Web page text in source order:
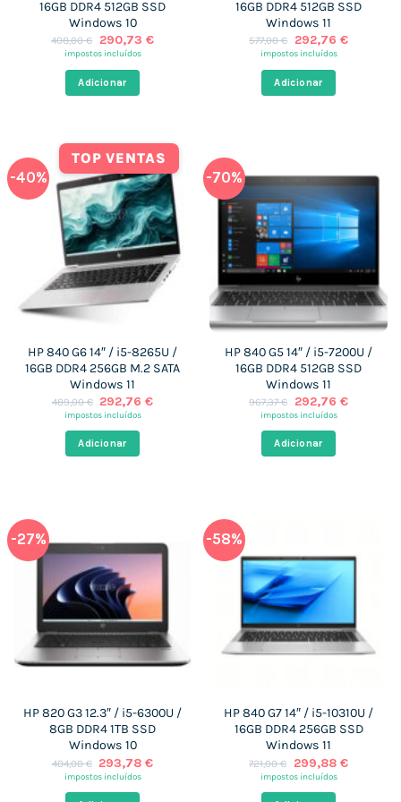
16GB DDR4 512GB SSD
Windows 10
408,00€
O
preço
era:
408,00 €.
290,73 €O
impostos incluídos
Adicionar
16GB DDR4 512GB SSD
Windows 11
577,00€
O
preço
era:
577,00 €.
292,76 €O
impostos incluídos
Adicionar
-40%
TOP VENTAS
HP 840 G6 14″ / i5-8265U /
16GB DDR4 256GB M.2 SATA
Windows 11
489,00€ O
preço
era:
489,00 €.
292,76€O
impostos incluídos
Adicionar
-70%
HP 840 G5 14″ / i5-7200U /
16GB DDR4 512GB SSD
Windows 11
967,37€
O
preço
era:
967,37 €.
292,76 €O
impostos incluídos
Adicionar
-27%
HP 820 G3 12.3″ / i5-6300U /
8GB DDR4 1TB SSD
Windows 10
404,00€ O
preço
293,78€O
impostos incluídos
-58%
HP 840 G7 14″ / i5-10310U /
16GB DDR4 256GB SSD
Windows 11
721,00€
O
preço
299,88 €O
impostos incluídos